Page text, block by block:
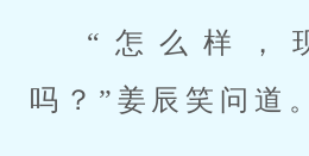
“怎么样，
吗？”姜辰笑问道。